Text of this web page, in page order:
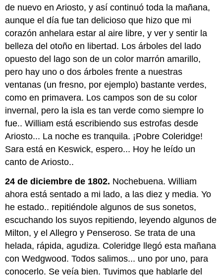
de nuevo en Ariosto, y así continuó toda la mañana,
aunque el día fue tan delicioso que hizo que mi
corazón anhelara estar al aire libre, y ver y sentir la
belleza del otoño en libertad. Los árboles del lado
opuesto del lago son de un color marrón amarillo,
pero hay uno o dos árboles frente a nuestras
ventanas (un fresno, por ejemplo) bastante verdes,
como en primavera. Los campos son de su color
invernal, pero la isla es tan verde como siempre lo
fue.. William está escribiendo sus estrofas desde
Ariosto... La noche es tranquila. ¡Pobre Coleridge!
Sara está en Keswick, espero... Hoy he leído un
canto de Ariosto..
24 de diciembre de 1802. Nochebuena. William
ahora está sentado a mi lado, a las diez y media. Yo
he estado.. repitiéndole algunos de sus sonetos,
escuchando los suyos repitiendo, leyendo algunos de
Milton, y el Allegro y Penseroso. Se trata de una
helada, rápida, agudiza. Coleridge llegó esta mañana
con Wedgwood. Todos salimos... uno por uno, para
conocerlo. Se veía bien. Tuvimos que hablarle del